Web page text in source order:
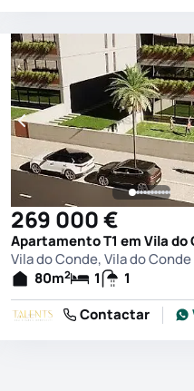
fotografias
269 000 €
Vila do Conde, Vila do Conde
80m2 1
1
Contactar